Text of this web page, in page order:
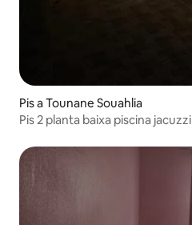
Pis a Tounane Souahlia
Pis 2 planta baixa piscina jacuzzi